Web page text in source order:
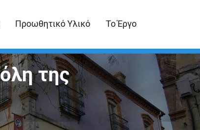
Προωθητικό Υλικό Το Έργο
της